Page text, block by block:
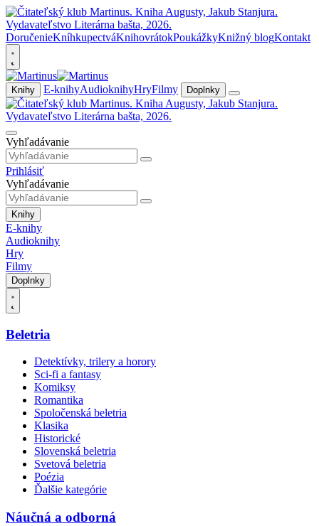
DoručenieKníhkupectváKnihovrátokPoukážkyKnižný blogKontakt
Knihy E-knihyAudioknihyHryFilmy Doplnky
Vyhľadávanie
Prihlásiť
Vyhľadávanie
Knihy
E-knihy
Audioknihy
Hry
Filmy
Doplnky
Beletria
Detektívky, trilery a horory
Sci-fi a fantasy
Komiksy
Romantika
Spoločenská beletria
Klasika
Historické
Slovenská beletria
Svetová beletria
Poézia
Ďalšie kategórie
Náučná a odborná